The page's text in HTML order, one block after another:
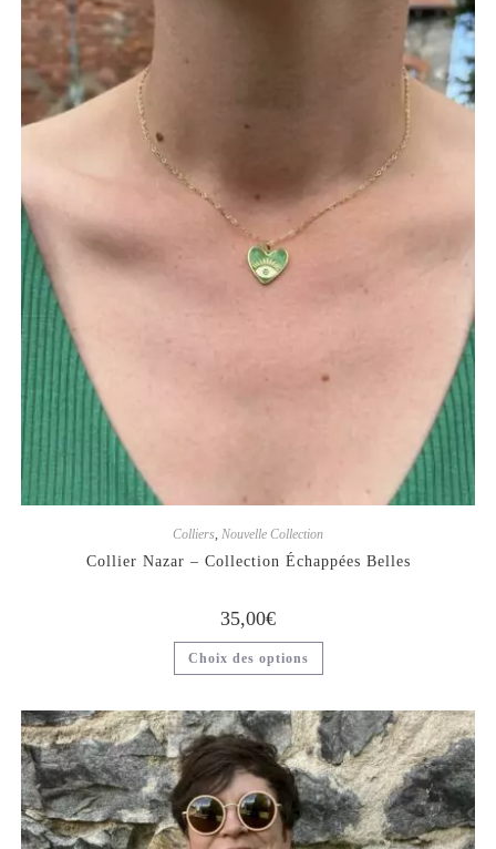
Colliers, Nouvelle Collection
Collier Nazar – Collection Échappées Belles
35,00€
Choix des options